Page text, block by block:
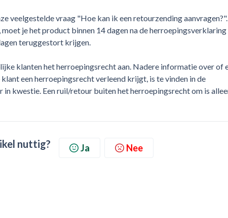
veelgestelde vraag "Hoe kan ik een retourzending aanvragen?".
je het product binnen 14 dagen na de herroepingsverklaring
teruggestort krijgen.
klanten het herroepingsrecht aan. Nadere informatie over of
een herroepingsrecht verleend krijgt, is te vinden in de
kwestie. Een ruil/retour buiten het herroepingsrecht om is
nuttig? Ja Nee